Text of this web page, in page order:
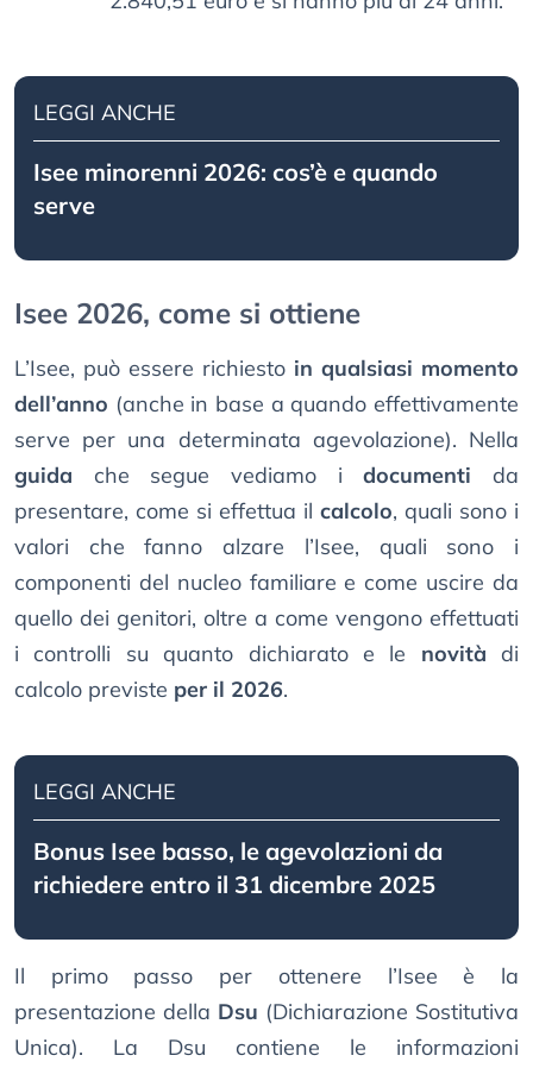
LEGGI ANCHE
Isee minorenni 2026: cos’è e quando
serve
Isee 2026, come si ottiene
L’Isee, può essere richiesto in qualsiasi momento
dell’anno (anche in base a quando effettivamente
serve per una determinata agevolazione). Nella
guida che segue vediamo idocumenti da
presentare, come si effettua il calcolo, quali sono i
valori che fanno alzare l’Isee, quali sono i
componenti del nucleo familiare e come uscire da
quello dei genitori, oltre a come vengono effettuati
i controlli su quanto dichiarato e le novità di
calcolo previste per il 2026.
LEGGI ANCHE
Bonus Isee basso, le agevolazioni da
richiedere entro il 31 dicembre 2025
Il primo passo per ottenere l’Isee è la
presentazione della Dsu (Dichiarazione Sostitutiva
Unica). La Dsu contiene le informazioni